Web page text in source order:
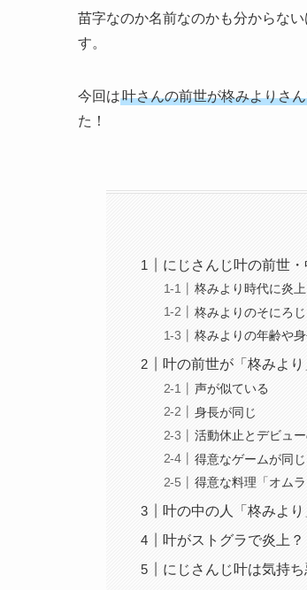
苗字なのか名前なのかも分からな
す。
今回は叶さんの前世が柊みよりさ
た！
にじさんじ叶の前世
柊みより時代に炎
柊みよりのそにろ
柊みよりの年齢や
叶の前世が「柊みより
声が似ている
身長が同じ
活動休止とデビュ
得意なゲームが同じ
得意な料理「オム
叶の中の人「柊みよ
叶がストグラで炎上？
にじさんじ叶は気持